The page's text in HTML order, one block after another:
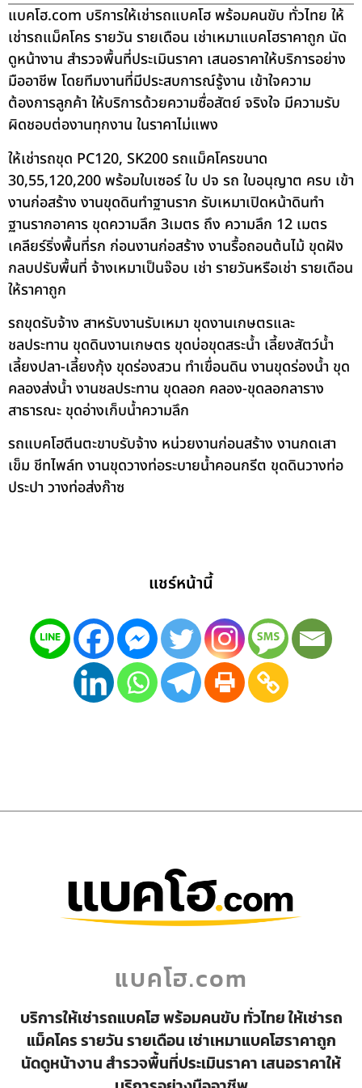
แบคโฮ.com บริการให้เช่ารถแบคโฮ พร้อมคนขับ ทั่วไทย ให้
เช่ารถแม็คโคร รายวัน รายเดือน เช่าเหมาแบคโฮราคาถูก นัด
ดูหน้างาน สำรวจพื้นที่ประเมินราคา เสนอราคาให้บริการอย่าง
มืออาชีพ โดยทีมงานที่มีประสบการณ์รู้งาน เข้าใจความ
ต้องการลูกค้า ให้บริการด้วยความซื่อสัตย์ จริงใจ มีความรับ
ผิดชอบต่องานทุกงาน ในราคาไม่แพง
ให้เช่ารถขุด PC120, SK200 รถแม็คโครขนาด
30,55,120,200 พร้อมใบเซอร์ ใบ ปจ รถ ใบอนุญาต ครบ เข้า
งานก่อสร้าง งานขุดดินทำฐานราก รับเหมาเปิดหน้าดินทำ
ฐานรากอาคาร ขุดความลึก 3เมตร ถึง ความลึก 12 เมตร
เคลียร์ริ่งพื้นที่รก ก่อนงานก่อสร้าง งานรื้อถอนต้นไม้ ขุดฝัง
กลบปรับพื้นที่ จ้างเหมาเป็นจ๊อบ เช่า รายวันหรือเช่า รายเดือน
ให้ราคาถูก
รถขุดรับจ้าง สาหรับงานรับเหมา ขุดงานเกษตรและ
ชลประทาน ขุดดินงานเกษตร ขุดบ่อขุดสระน้ำ เลี้ยงสัตว์น้ำ
เลี้ยงปลา-เลี้ยงกุ้ง ขุดร่องสวน ทำเขื่อนดิน งานขุดร่องน้ำ ขุด
คลองส่งน้ำ งานชลประทาน ขุดลอก คลอง-ขุดลอกลาราง
สาธารณะ ขุดอ่างเก็บน้ำความลึก
รถแบคโฮตีนตะขาบรับจ้าง หน่วยงานก่อนสร้าง งานกดเสา
เข็ม ชีทไพล์ท งานขุดวางท่อระบายน้ำคอนกรีต ขุดดินวางท่อ
ประปา วางท่อส่งก๊าซ
แชร์หน้านี้
แบคโฮ.com
บริการให้เช่ารถแบคโฮ พร้อมคนขับ ทั่วไทย ให้เช่ารถ
แม็คโคร รายวัน รายเดือน เช่าเหมาแบคโฮราคาถูก
นัดดูหน้างาน สำรวจพื้นที่ประเมินราคา เสนอราคาให้